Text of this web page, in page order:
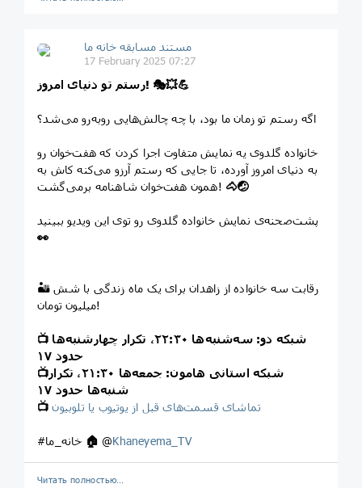
مستند مسابقه خانه ما
17 February 2025 07:27
رستم تو دنیای امروز! 🎭💥💪
اگه رستم تو زمان ما بود، با چه چالش‌هایی روبه‌رو می‌شد؟
خانواده گلدوی یه نمایش متفاوت اجرا کردن که هفت‌خوان رو
به دنیای امروز آورده، تا جایی که رستم آرزو می‌کنه کاش به
همون هفت‌خوان شاهنامه برمی‌گشت!🐴🤕
پشت‌صحنه‌ی نمایش خانواده گلدوی رو توی این ویدیو ببینید
👀
🏜 رقابت سه خانواده از زاهدان برای یک ماه زندگی با شش
میلیون تومان!
📺
حدود ۱۷
📺شبکه استانی هامون: جمعه‌ها ۲۱:۳۰، تکرار
شنبه‌ها حدود ۱۷
📺 تماشای قسمت‌های قبل از یوتیوب یا تلوبیون
🏠 @Khaneyema_TV
Читать полностью…